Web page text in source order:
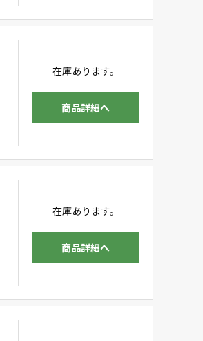
在庫あります。
商品詳細へ
在庫あります。
商品詳細へ